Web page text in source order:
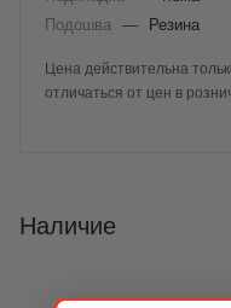
Подошва
— Резина
Цена действительна
отличаться от цен в
Наличие